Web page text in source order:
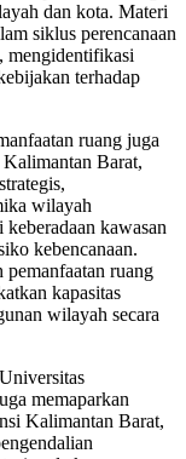
dan kota. Materi
siklus perencanaan
mengidentifikasi
terhadap
ruang juga
Barat,
wilayah
keberadaan kawasan
kebencanaan.
ruang
kapasitas
wilayah secara
memaparkan
Kalimantan Barat,